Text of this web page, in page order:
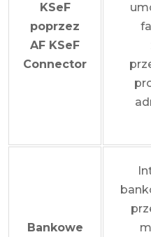
KSeF
poprzez
AF KSeF
Connector
Bankowe